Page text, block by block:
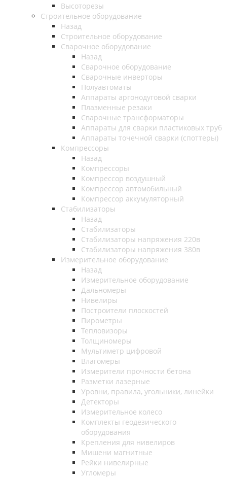
Высоторезы
Строительное оборудование
Назад
Строительное оборудование
Сварочное оборудование
Назад
Сварочное оборудование
Сварочные инверторы
Полуавтоматы
Аппараты аргонодуговой сварки
Плазменные резаки
Сварочные трансформаторы
Аппараты для сварки пластиковых труб
Аппараты точечной сварки (споттеры)
Компрессоры
Назад
Компрессоры
Компрессор воздушный
Компрессор автомобильный
Компрессор аккумуляторный
Стабилизаторы
Назад
Стабилизаторы
Стабилизаторы напряжения 220в
Стабилизаторы напряжения 380в
Измерительное оборудование
Назад
Измерительное оборудование
Дальномеры
Нивелиры
Построители плоскостей
Пирометры
Тепловизоры
Толщиномеры
Мультиметр цифровой
Влагомеры
Измерители прочности бетона
Разметки лазерные
Уровни, правила, угольники, линейки
Детекторы
Измерительное колесо
Комплекты геодезического
оборудования
Крепления для нивелиров
Мишени магнитные
Рейки нивелирные
Угломеры